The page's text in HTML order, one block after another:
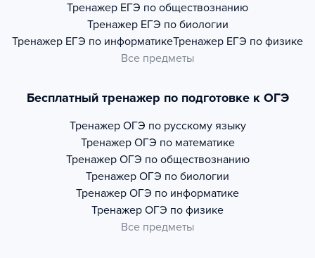
Тренажер ЕГЭ по обществознанию
Тренажер ЕГЭ по биологии
Тренажер ЕГЭ по информатикеТренажер ЕГЭ по физике
Все предметы
Бесплатный тренажер по подготовке к ОГЭ
Тренажер ОГЭ по русскому языку
Тренажер ОГЭ по математике
Тренажер ОГЭ по обществознанию
Тренажер ОГЭ по биологии
Тренажер ОГЭ по информатике
Тренажер ОГЭ по физике
Все предметы